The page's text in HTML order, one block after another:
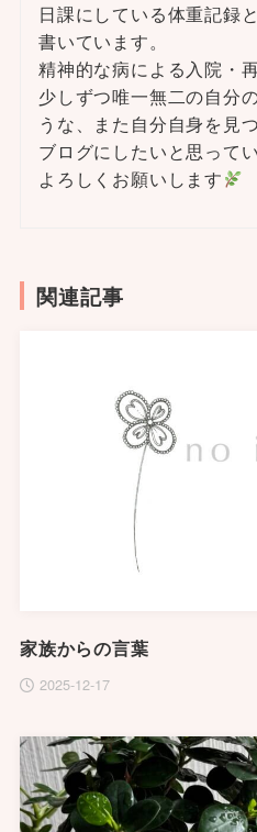
日課にしている体重記録
書いています。
精神的な病による入院・
少しずつ唯一無二の自分
うな、また自分自身を見
ブログにしたいと思ってい
よろしくお願いします
関連記事
家族からの言葉
2025-12-17